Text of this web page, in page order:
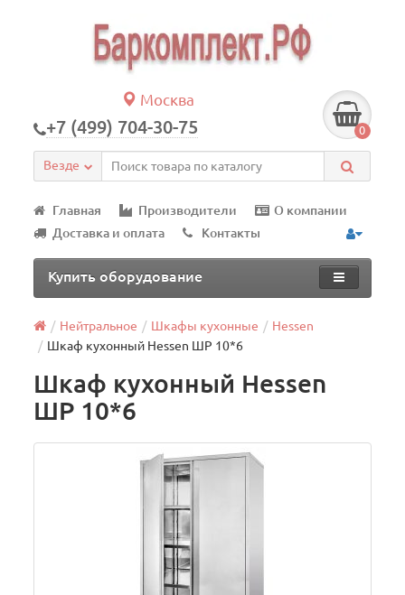
Москва
+7 (499) 704-30-75 0
Везде
Главная Производители
О компании
Доставка и оплата
Контакты
Купить оборудование
Нейтральное Шкафы кухонные
Hessen
Шкаф кухонный Hessen ШР 10*6
Шкаф кухонный Hessen
ШР 10*6